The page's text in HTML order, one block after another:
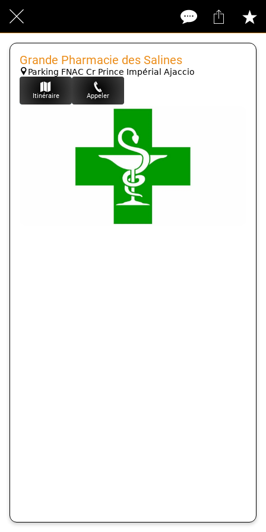
Grande Pharmacie des Salines
Parking FNAC Cr Prince Impérial Ajaccio
Itinéraire Appeler